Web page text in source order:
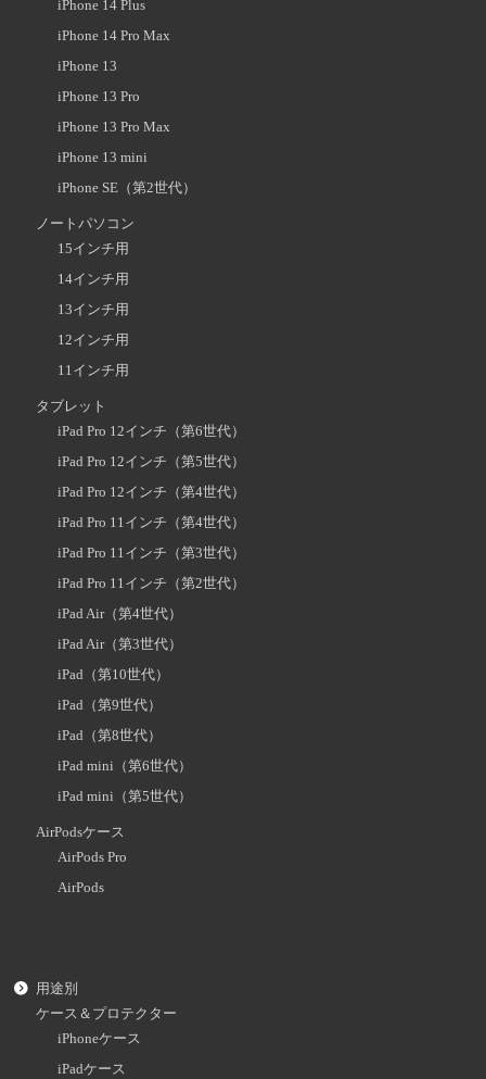
iPhone 14 Plus
iPhone 14 Pro Max
iPhone 13
iPhone 13 Pro
iPhone 13 Pro Max
iPhone 13 mini
iPhone SE（第2世代）
ノートパソコン
15インチ用
14インチ用
13インチ用
12インチ用
11インチ用
タブレット
iPad Pro 12インチ（第6世代）
iPad Pro 12インチ（第5世代）
iPad Pro 12インチ（第4世代）
iPad Pro 11インチ（第4世代）
iPad Pro 11インチ（第3世代）
iPad Pro 11インチ（第2世代）
iPad Air（第4世代）
iPad Air（第3世代）
iPad（第10世代）
iPad（第9世代）
iPad（第8世代）
iPad mini（第6世代）
iPad mini（第5世代）
AirPodsケース
AirPods Pro
AirPods
用途別
ケース＆プロテクター
iPhoneケース
iPadケース